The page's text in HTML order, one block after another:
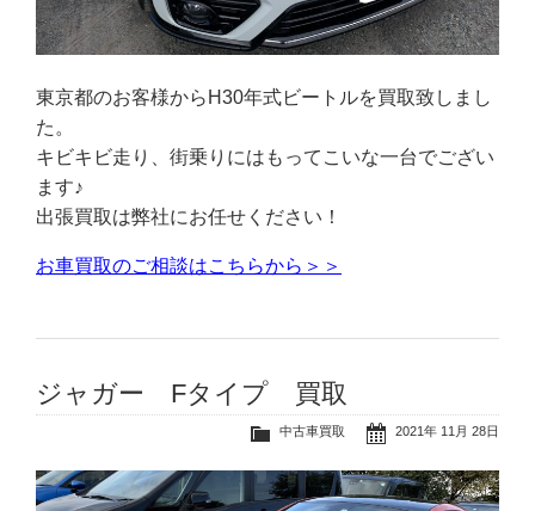
東京都のお客様からH30年式ビートルを買取致しまし
た。
キビキビ走り、街乗りにはもってこいな一台でござい
ます♪
出張買取は弊社にお任せください！
お車買取のご相談はこちらから＞＞
ジャガー Fタイプ 買取
2021年 11月 28日
中古車買取